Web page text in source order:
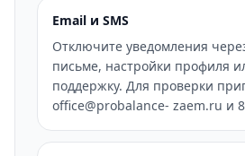
Email и SMS
Отключите уведомления
письме, настройки профиля
поддержку. Для проверки
office@probalance- zaem.ru и